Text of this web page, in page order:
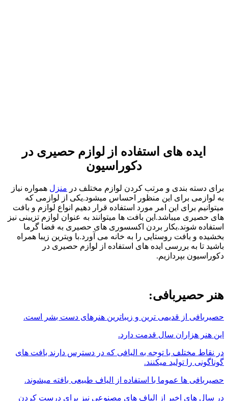
ایده های استفاده از لوازم حصیری در
دکوراسیون
برای دسته بندی و مرتب کردن لوازم مختلف در منزل همواره نیاز
به لوازمی برای این منظور احساس میشود.یکی از لوازمی که
میتوانیم برای این امر مورد استفاده قرار دهیم انواع لوازم و بافت
های حصیری میباشد.این بافت ها میتوانند به عنوان لوازم تزیینی نیز
استفاده شوند.بکار بردن اکسسوری های حصیری به فضا گرما
بخشیده و بافت روستایی را به خانه می آورد.با ویترین زیبا همراه
باشید تا به بررسی ایده های استفاده از لوازم حصیری در
دکوراسیون بپردازیم.
هنر حصیربافی:
حصیربافی از قدیمی ترین و زیباترین هنرهای دست بشر است.
این هنر هزاران سال قدمت دارد.
در نقاط مختلف با توجه به الیافی که در دسترس دارند بافت های
گوناگونی را تولید میکنند.
حصیربافی ها عموما با استفاده از الیاف طبیعی بافته میشوند.
در سال های اخیر از الیاف های مصنوعی نیز برای درست کردن